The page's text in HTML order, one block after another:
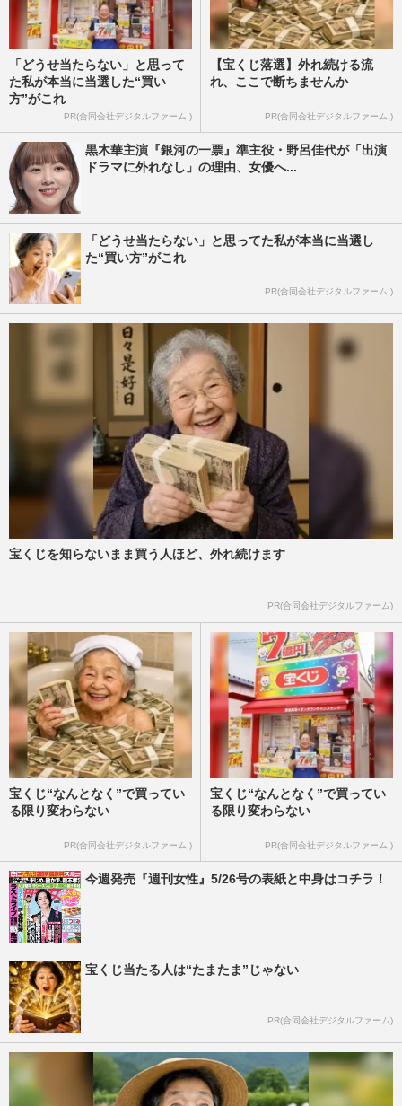
「どうせ当たらない」と思って
た私が本当に当選した“買い
方”がこれ
PR(合同会社デジタルファーム )
【宝くじ落選】外れ続ける流
れ、ここで断ちませんか
PR(合同会社デジタルファーム )
黒木華主演『銀河の一票』準主役・野呂佳代が「出演
ドラマに外れなし」の理由、女優へ...
「どうせ当たらない」と思ってた私が本当に当選し
た“買い方”がこれ
PR(合同会社デジタルファーム )
宝くじを知らないまま買う人ほど、外れ続けます
PR(合同会社デジタルファーム)
宝くじ“なんとなく”で買ってい
る限り変わらない
PR(合同会社デジタルファーム )
宝くじ“なんとなく”で買ってい
る限り変わらない
PR(合同会社デジタルファーム )
今週発売『週刊女性』5/26号の表紙と中身はコチラ！
宝くじ当たる人は“たまたま”じゃない
PR(合同会社デジタルファーム)